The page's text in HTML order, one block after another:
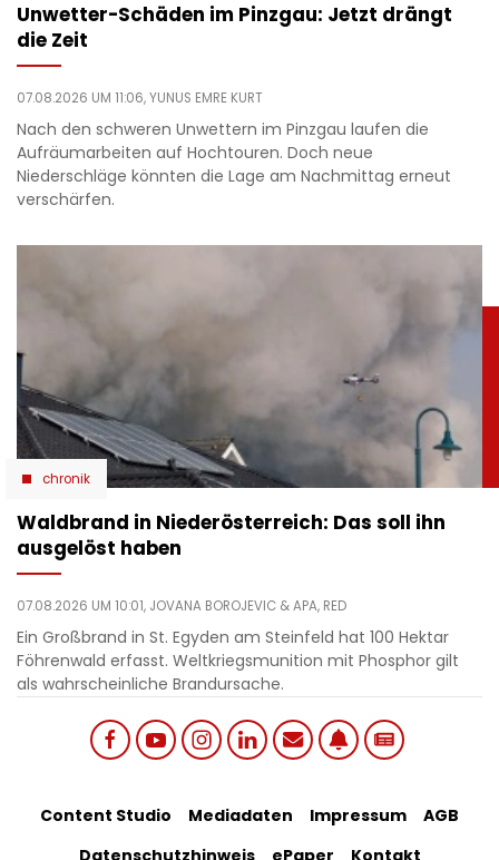
Unwetter-Schäden im Pinzgau: Jetzt drängt
die Zeit
07.08.2026 UM 11:06,YUNUS EMRE KURT
Nach den schweren Unwettern im Pinzgau laufen die
Aufräumarbeiten auf Hochtouren. Doch neue
Niederschläge könnten die Lage am Nachmittag erneut
verschärfen.
chronik
Waldbrand in Niederösterreich: Das soll ihn
ausgelöst haben
07.08.2026 UM 10:01, JOVANA BOROJEVIC & APA, RED
Ein Großbrand in St. Egyden am Steinfeld hat 100 Hektar
Föhrenwald erfasst. Weltkriegsmunition mit Phosphor gilt
als wahrscheinliche Brandursache.
links
Footer
Content Studio Mediadaten Impressum
AGB
Datenschutzhinweis
ePaper Kontakt